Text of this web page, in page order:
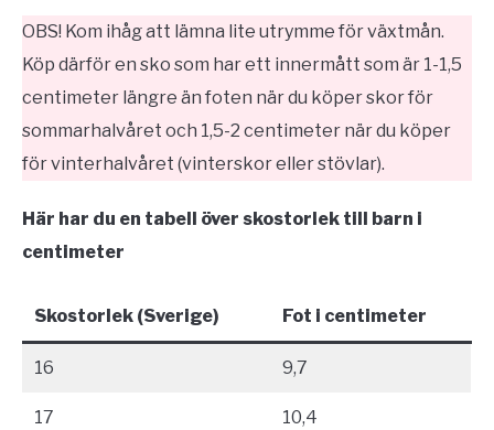
OBS! Kom ihåg att lämna lite utrymme för växtmån.
Köp därför en sko som har ett innermått som är 1-1,5
centimeter längre än foten när du köper skor för
sommarhalvåret och 1,5-2 centimeter när du köper
för vinterhalvåret (vinterskor eller stövlar).
Här har du en tabell över skostorlek till barn i
centimeter
Skostorlek (Sverige) Fot i centimeter
16 9,7
17 10,4